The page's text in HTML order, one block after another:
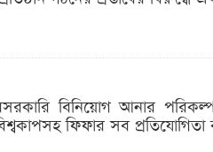
বিনিয়োগ আনার
ফিফার সব প্রতিযোগিতা